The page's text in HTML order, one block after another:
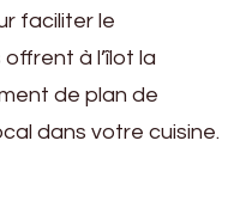
faciliter le
à l’îlot la
de plan de
dans votre cuisine.